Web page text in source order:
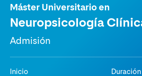
Máster Universitario en
Neuropsicología
Admisión
Inicio
Duración